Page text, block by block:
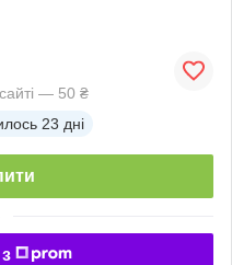
— 50 ₴
23 дні